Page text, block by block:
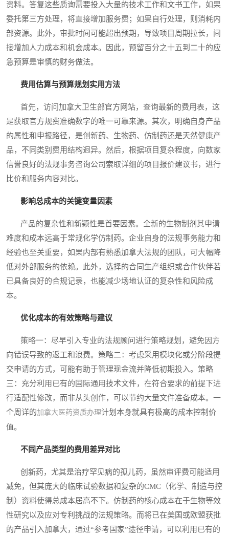
资料。答复这些质询需要投入大量的技术工作和文书工作，如果
委托第三方处理，将直接增加服务费；如果自行处理，则消耗内
部资源。此外，审批时间可能超出预期，导致项目周期拉长，间
接增加人力成本和机会成本。因此，预留百分之十五到二十的应
急预算是审慎的财务做法。
费用估算与预算规划实用方法
首先，访问加拿大卫生部官方网站，查询最新的费用表，这
是获取官方规费准确数字的唯一可靠来源。其次，明确自身产品
的属性和申报路径，是创新药、生物药、仿制药还是天然健康产
品，不同类别费用结构迥异。然后，根据项目复杂程度，向数家
信誉良好的法规事务咨询公司索取详细的项目报价建议书，进行
比价和服务内容对比。
影响总成本的关键变量因素
产品的复杂性和新颖性是首要因素。全新的生物制剂其申请
难度和成本远高于常规化学仿制药。企业自身的法规事务能力和
经验也至关重要，如果内部有熟悉加拿大法规的团队，可大幅降
低对外部服务的依赖。此外，选择的合同生产组织或合作伙伴若
已具备良好的合规记录，也能减少场地认证的复杂性和风险成
本。
优化成本的有效策略与建议
策略一：尽早引入专业的法规顾问进行策略规划，避免因方
向错误导致的返工和浪费。策略二：考虑采用模块化或分阶段提
交申请的方式，可能有助于管理现金流并降低初期投入。策略
三：充分利用已有的国际通用技术文件，在符合要求的前提下进
行适配性修改，而非从头创作，可以节约大量文件准备成本。一
个周详的加拿大医药资质办理计划本身就具有极高的成本控制价
值。
不同产品类型的费用差异对比
创新药，尤其是治疗罕见病的孤儿药，虽然审评费可能适用
减免，但其庞大的临床试验数据和复杂的CMC（化学、制造与控
制）资料使得总成本居高不下。仿制药的核心成本在于生物等效
性研究以及应对专利挑战的法规策略。而将已在美国或欧盟获批
的产品引入加拿大，通过“参考国家”途径申请，可以利用已有的